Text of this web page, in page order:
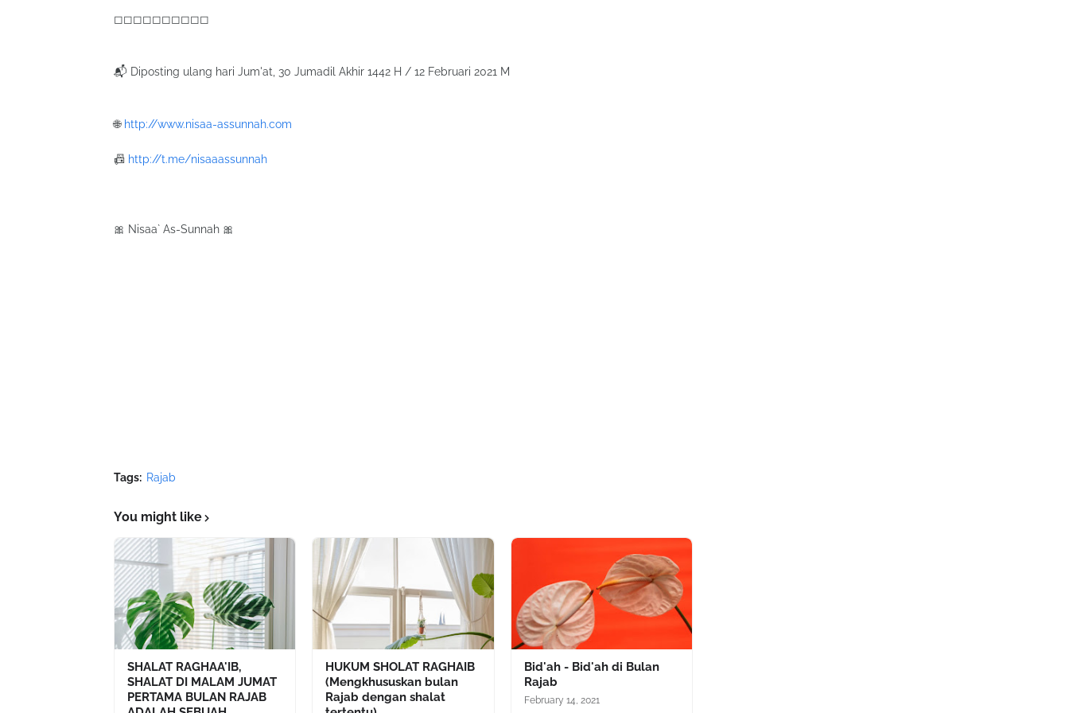
◻◻◻◻◻◻◻◻◻◻
📬 Diposting ulang hari Jum'at, 30 Jumadil Akhir 1442 H / 12 Februari 2021 M
🌐 http://www.nisaa-assunnah.com
📠 http://t.me/nisaaassunnah
🎀 Nisaa` As-Sunnah 🎀
Tags: Rajab
You might like
SHALAT RAGHAA'IB,
SHALAT DI MALAM JUMAT
PERTAMA BULAN RAJAB
HUKUM SHOLAT RAGHAIB
(Mengkhususkan bulan
Rajab dengan shalat
Bid'ah - Bid'ah di Bulan
Rajab
February 14, 2021